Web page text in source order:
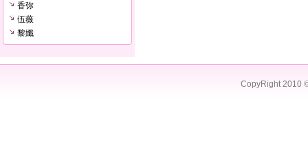
香弥
伍薇
黎孅
CopyRight 2010